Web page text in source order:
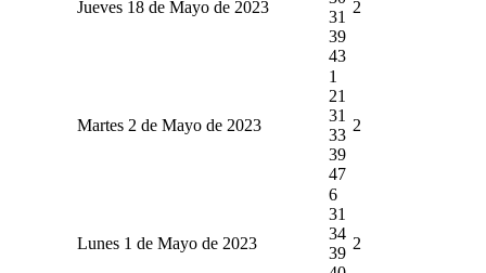
Jueves 18 de Mayo de 2023
31
39
43
2
Martes 2 de Mayo de 2023
1
21
31
33
39
47
2
Lunes 1 de Mayo de 2023
6
31
34
39
2